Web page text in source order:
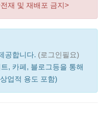
재 및 재배포 금지>
공합니다. (로그인필요)
, 카페, 블로그등을 통해
업적 용도 포함)